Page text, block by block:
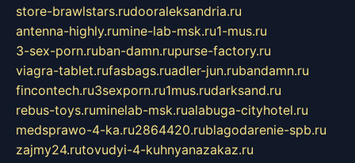
store-brawlstars.rudooraleksandria.ru
antenna-highly.rumine-lab-msk.ru1-mus.ru
3-sex-porn.ruban-damn.rupurse-factory.ru
viagra-tablet.rufasbags.ruadler-jun.rubandamn.ru
fincontech.ru3sexporn.ru1mus.rudarksand.ru
rebus-toys.ruminelab-msk.rualabuga-cityhotel.ru
medsprawo-4-ka.ru2864420.rublagodarenie-spb.ru
zajmy24.rutovudyi-4-kuhnyanazakaz.ru